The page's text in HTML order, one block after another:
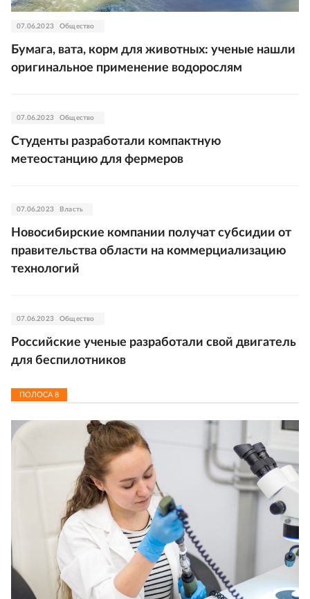
07.06.2023 Общество
Бумага, вата, корм для животных: ученые нашли
оригинальное применение водорослям
07.06.2023 Общество
Студенты разработали компактную
метеостанцию для фермеров
07.06.2023 Власть
Новосибирские компании получат субсидии от
правительства области на коммерциализацию
технологий
07.06.2023 Общество
Российские ученые разработали свой двигатель
для беспилотников
ПОЛОСА 8